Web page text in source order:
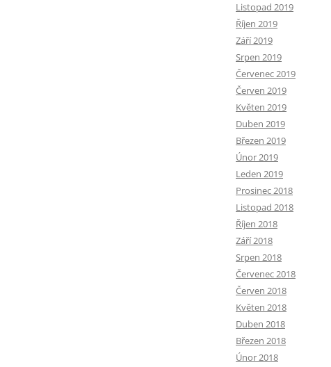
Listopad 2019
Říjen 2019
Září 2019
Srpen 2019
Červenec 2019
Červen 2019
Květen 2019
Duben 2019
Březen 2019
Únor 2019
Leden 2019
Prosinec 2018
Listopad 2018
Říjen 2018
Září 2018
Srpen 2018
Červenec 2018
Červen 2018
Květen 2018
Duben 2018
Březen 2018
Únor 2018